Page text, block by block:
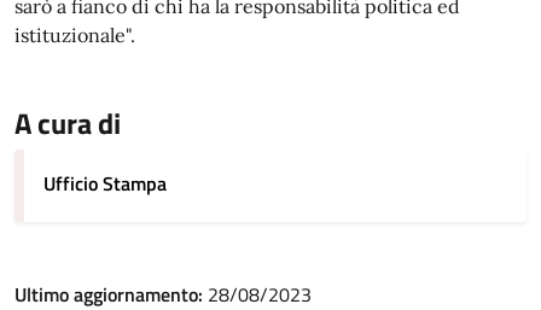
sarò a fianco di chi ha la responsabilità politica ed
istituzionale".
A cura di
Ufficio Stampa
Ultimo aggiornamento: 28/08/2023